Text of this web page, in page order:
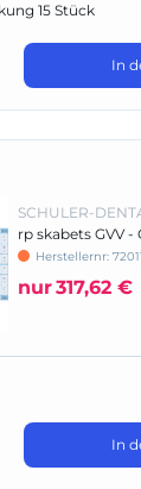
15 Stück
In
SCHULER-
rp skabets GVV
Herstellernr:
nur317,62 €
In